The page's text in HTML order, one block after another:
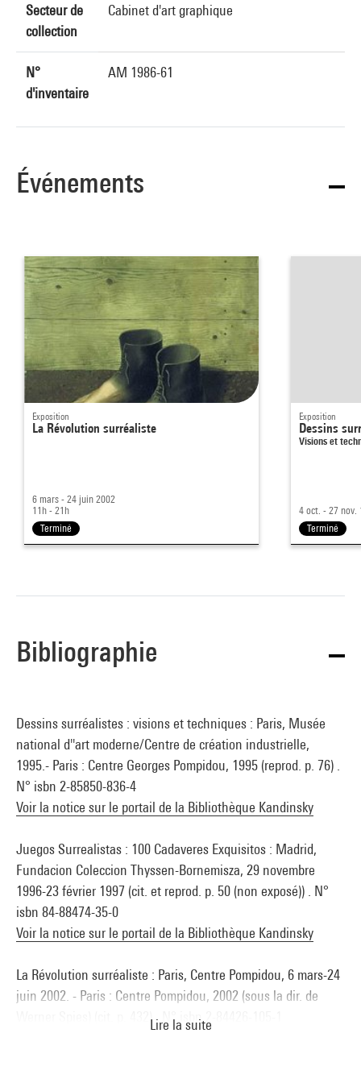
Secteur de
collection
Cabinet d'art graphique
N°
d'inventaire
AM 1986-61
Événements
Exposition
La Révolution surréaliste
6 mars - 24 juin 2002
11h - 21h
Terminé
Exposition
Dessins
Visions et
4 oct. - 27 nov.
Terminé
Bibliographie
Dessins surréalistes : visions et techniques : Paris, Musée
national d''art moderne/Centre de création industrielle,
1995.- Paris : Centre Georges Pompidou, 1995 (reprod. p. 76) .
N° isbn 2-85850-836-4
Voir la notice sur le portail de la Bibliothèque Kandinsky
Juegos Surrealistas : 100 Cadaveres Exquisitos : Madrid,
Fundacion Coleccion Thyssen-Bornemisza, 29 novembre
1996-23 février 1997 (cit. et reprod. p. 50 (non exposé)) . N°
isbn 84-88474-35-0
Voir la notice sur le portail de la Bibliothèque Kandinsky
La Révolution surréaliste : Paris, Centre Pompidou, 6 mars-24
juin 2002. - Paris : Centre Pompidou, 2002 (sous la dir. de
Werner Spies) (cit. p. 432) . N° isbn 2-84426-105-1
Lire la suite